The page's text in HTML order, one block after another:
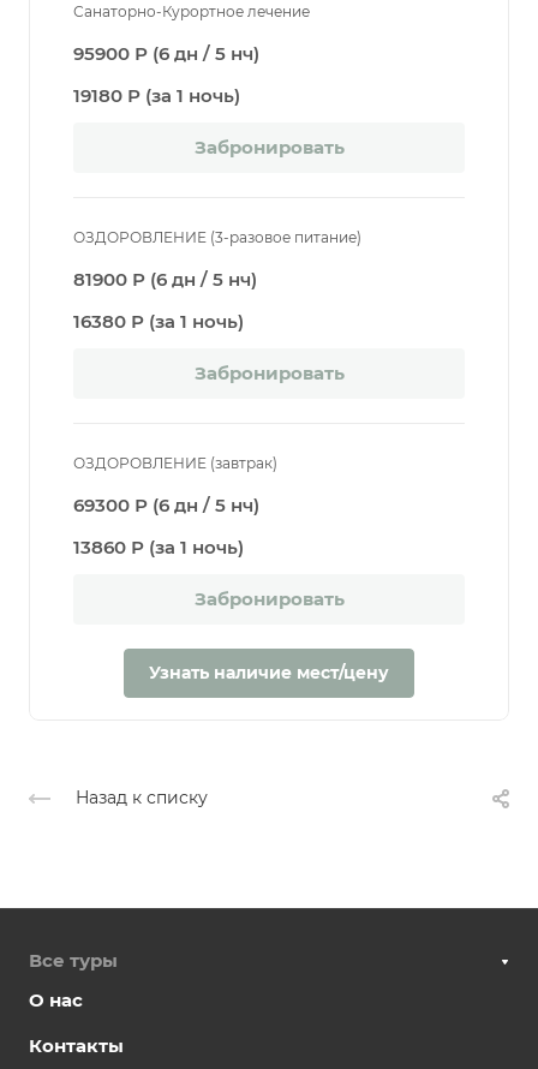
Санаторно-Курортное лечение
95900 Р (6 дн / 5 нч)
19180 Р (за 1 ночь)
Забронировать
ОЗДОРОВЛЕНИЕ (3-разовое питание)
81900 Р (6 дн / 5 нч)
16380 Р (за 1 ночь)
Забронировать
ОЗДОРОВЛЕНИЕ (завтрак)
69300 Р (6 дн / 5 нч)
13860 Р (за 1 ночь)
Забронировать
Узнать наличие мест/цену
Назад к списку
Все туры
О нас
Контакты